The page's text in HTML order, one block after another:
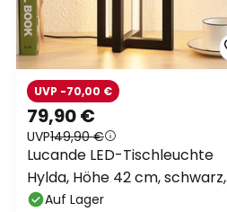
79,90 €
UVP149,90 €
UVP -70,00 €
Lucande LED-Tischleuchte
Hylda, Höhe 42 cm, schwarz,
AluAuf Lager